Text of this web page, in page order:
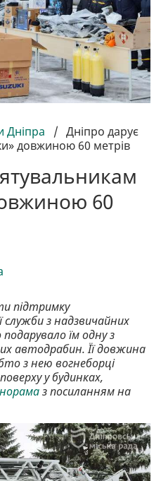
Дніпра / Дніпро дарує
довжиною 60 метрів
60
підтримку
з надзвичайних
їм одну з
автодрабин. Її довжина
з нею вогнеборці
у будинках,
з посиланням на